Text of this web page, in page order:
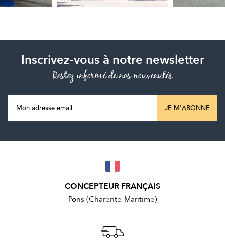
Inscrivez-vous à notre newsletter
Restez informé de nos nouveautés
JE M'ABONNE
CONCEPTEUR FRANÇAIS
Pons (Charente-Maritime)